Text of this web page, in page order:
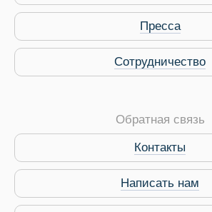
Пресса
Сотрудничество
Обратная связь
Контакты
Написать нам